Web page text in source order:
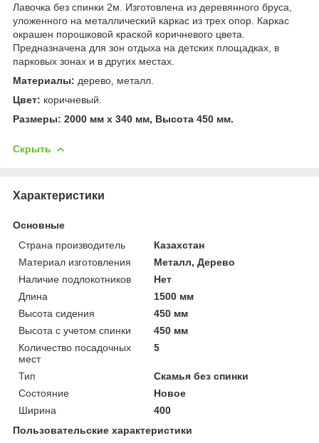
Лавочка без спинки 2м. Изготовлена из деревянного бруса,
уложенного на металлический каркас из трех опор. Каркас
окрашен порошковой краской коричневого цвета.
Предназначена для зон отдыха на детских площадках, в
парковых зонах и в других местах.
Материалы: дерево, металл.
Цвет: коричневый.
Размеры: 2000 мм х 340 мм, Высота 450 мм.
Скрыть
Характеристики
Основные
Страна производитель
Казахстан
Материал изготовления
Металл, Дерево
Наличие подлокотников
Нет
Длина
1500 мм
Высота сидения
450 мм
Высота с учетом спинки
450 мм
Количество посадочных
мест
5
Тип
Скамья без спинки
Состояние
Новое
Ширина
400
Пользовательские характеристики